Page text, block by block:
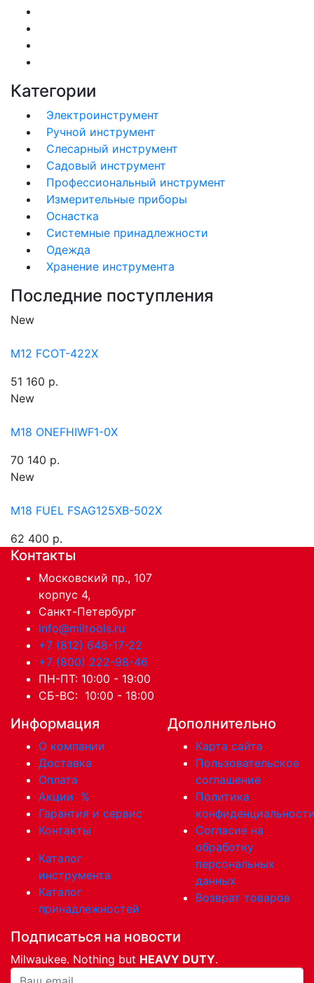
Категории
Электроинструмент
Ручной инструмент
Слесарный инструмент
Садовый инструмент
Профессиональный инструмент
Измерительные приборы
Оснастка
Системные принадлежности
Одежда
Хранение инструмента
Последние поступления
New
M12 FCOT-422X
51 160 р.
New
M18 ONEFHIWF1-0X
70 140 р.
New
M18 FUEL FSAG125XB-502X
62 400 р.
Контакты
Московский пр., 107
корпус 4,
Санкт-Петербург
info@miltools.ru
+7 (812) 648-17-22
+7 (800) 222-98-46
ПН-ПТ: 10:00 - 19:00
СБ-ВС: 10:00 - 18:00
Информация
О компании
Доставка
Оплата
Акции %
Гарантия и сервис
Контакты
Каталог
инструмента
Каталог
принадлежностей
Дополнительно
Карта сайта
Пользовательское
соглашение
Политика
Согласие на
обработку
персональных
данных
Возврат товаров
Подписаться на новости
Milwaukee. Nothing but HEAVY DUTY.
Ваша почта